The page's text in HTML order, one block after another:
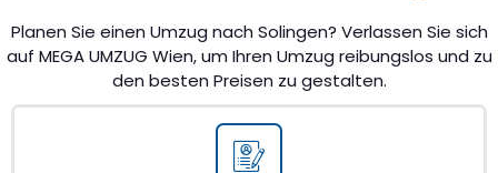
Planen Sie einen Umzug nach Solingen? Verlassen Sie sich
auf MEGA UMZUG Wien, um Ihren Umzug reibungslos und zu
den besten Preisen zu gestalten.